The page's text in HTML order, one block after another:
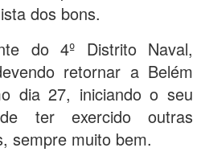
dos bons.
do 4º Distrito Naval,
retornar a Belém
dia 27, iniciando o seu
ter exercido outras
sempre muito bem.